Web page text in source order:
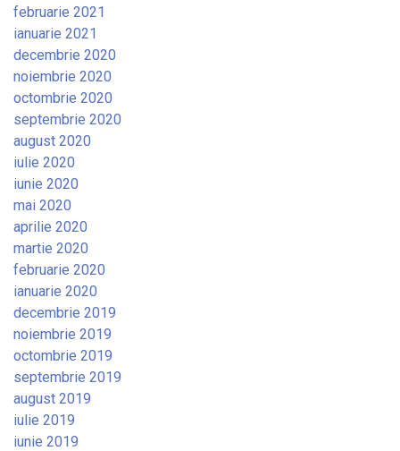
februarie 2021
ianuarie 2021
decembrie 2020
noiembrie 2020
octombrie 2020
septembrie 2020
august 2020
iulie 2020
iunie 2020
mai 2020
aprilie 2020
martie 2020
februarie 2020
ianuarie 2020
decembrie 2019
noiembrie 2019
octombrie 2019
septembrie 2019
august 2019
iulie 2019
iunie 2019